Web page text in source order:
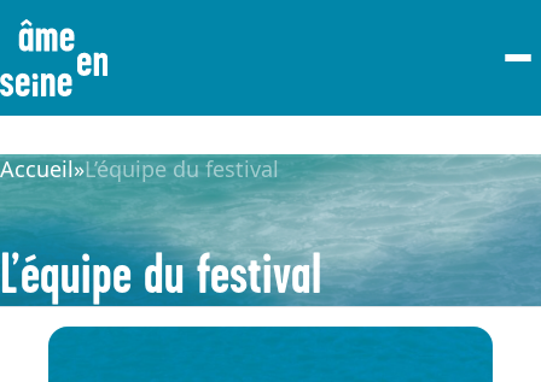
Accueil»L’équipe du festival
L’équipe du festival